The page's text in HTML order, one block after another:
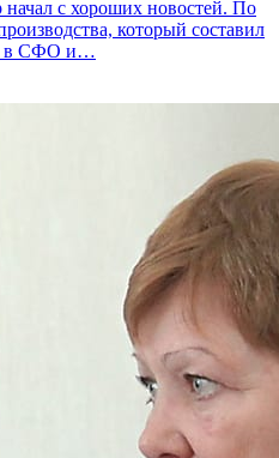
с хороших новостей. По
который составил
в СФО и…